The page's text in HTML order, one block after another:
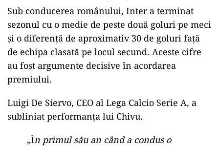
Sub conducerea românului, Inter a terminat
sezonul cu o medie de peste două goluri pe meci
și o diferență de aproximativ 30 de goluri față
de echipa clasată pe locul secund. Aceste cifre
au fost argumente decisive în acordarea
premiului.
Luigi De Siervo, CEO al Lega Calcio Serie A, a
subliniat performanța lui Chivu.
„În primul său an când a condus o